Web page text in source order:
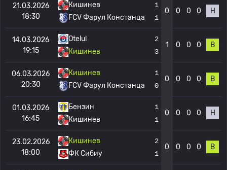
21.03.2026
18:30
Кишинев
FCV Фарул Констанца
1
1
0 0 0 0 Н
14.03.2026
19:15
Otelul
Кишинев
2
3
1 0 0 0 В
06.03.2026
20:30
Кишинев
FCV Фарул Констанца
1
0
0 0 0 0 В
01.03.2026
16:45
Бензин
Кишинев
1
1
0 0 0 0 Н
23.02.2026
18:00
Кишинев
ФК Сибиу
2
1
0 0 0 0 В